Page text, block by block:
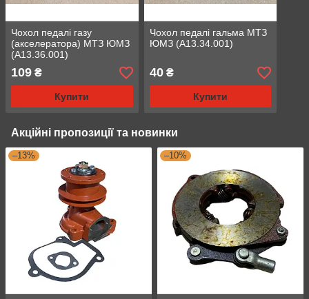
Чохол педалі газу
(акселератора) МТЗ ЮМЗ
(А13.36.001)
109 ₴
Купити
Чохол педалі гальма МТЗ
ЮМЗ (А13.34.001)
40₴
Купити
Акційні пропозиції та новинки
–13% –10%